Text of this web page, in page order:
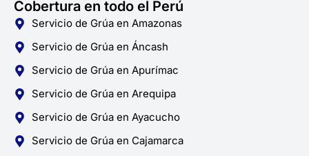
Cobertura en todo el Perú
Servicio de Grúa en Amazonas
Servicio de Grúa en Áncash
Servicio de Grúa en Apurímac
Servicio de Grúa en Arequipa
Servicio de Grúa en Ayacucho
Servicio de Grúa en Cajamarca